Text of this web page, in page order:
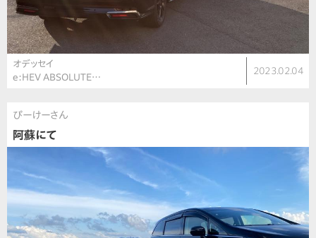
オデッセイ
e:HEV ABSOLUTE…
2023.02.04
ぴーけーさん
阿蘇にて